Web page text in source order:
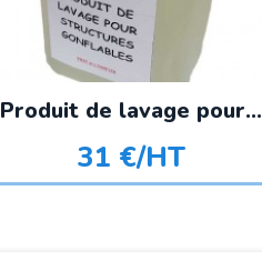
Produit de lavage pour...
31 €/HT